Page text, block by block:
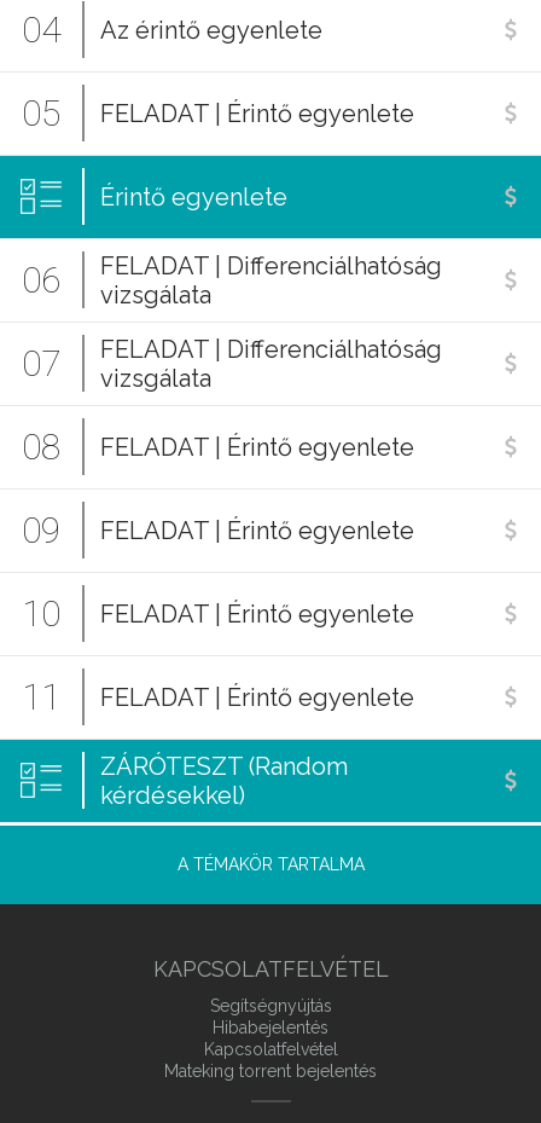
04 Az érintő egyenlete
05 FELADAT | Érintő egyenlete
Érintő egyenlete
06
FELADAT | Differenciálhatóság
vizsgálata
07
FELADAT | Differenciálhatóság
vizsgálata
08 FELADAT | Érintő egyenlete
09 FELADAT | Érintő egyenlete
10 FELADAT | Érintő egyenlete
11 FELADAT | Érintő egyenlete
ZÁRÓTESZT (Random
kérdésekkel)
A TÉMAKÖR TARTALMA
KAPCSOLATFELVÉTEL
Segítségnyújtás
Hibabejelentés
Kapcsolatfelvétel
Mateking torrent bejelentés